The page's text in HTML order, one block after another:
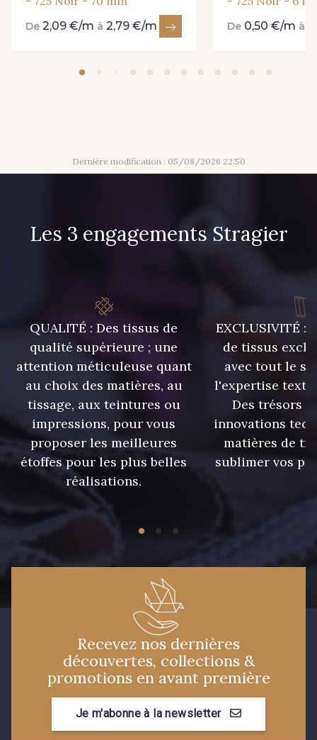
De 2,09 €/m à 2,79 €/m De 0,50 €/m à
Dernière modification : 05/08/2026 22:50
Les 3 engagements Stragier
QUALITÉ : Des tissus de
qualité supérieure ; une
attention méticuleuse quant
au choix des matières, au
tissage, aux teintures ou
impressions, pour vous
proposer les meilleures
étoffes pour les plus belles
réalisations.
EXCLUSIVITÉ :
de tissus
avec tout le
l'expertise
Des trésors
innovations
matières de
sublimer vos
Recevez nos dernières
découvertes, collections &
promotions en avant première
Je m'abonne à la newsletter